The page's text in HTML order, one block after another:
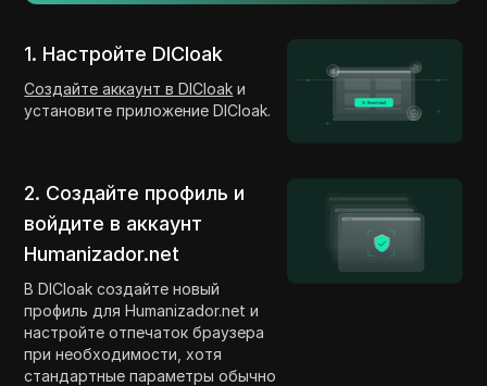
1. Настройте DICloak
Создайте аккаунт в DICloak и
установите приложение DICloak.
2. Создайте профиль и
войдите в аккаунт
Humanizador.net
В DICloak создайте новый
профиль для Humanizador.net и
настройте отпечаток браузера
при необходимости, хотя
стандартные параметры обычно